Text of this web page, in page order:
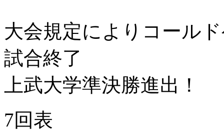
大会規定によりコール
試合終了
上武大学準決勝進出！
7回表